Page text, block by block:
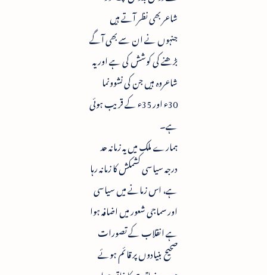
شاعر بھی نظر آتے ہیں
جنہوں نے ان سے بھی آگے
بڑھنے کی کوشش کی ہے اور یہ
شاعروہ ہیں جن کی نشوونما
30ء اور 35ء کے قریب ہوئی
ہے۔
ہمارے ملک میں یہ زمانہ حد
درجہ سیاسی کشمکش کا زمانہ رہا
ہے، اس زمانے میں سیاسی
اور سماجی شعور میں اضافہ ہوا
ہے انقلاب کے تصورات
صحیح بنیادوں پر قائم ہوئے